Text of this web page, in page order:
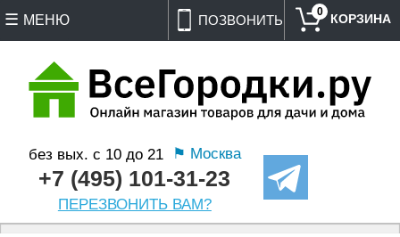
ПОЗВОНИТЬ
без вых. с 10 до 21 ⚑ Москва
+7 (495) 101-31-23
ПЕРЕЗВОНИТЬ ВАМ?
0
МЕНЮ